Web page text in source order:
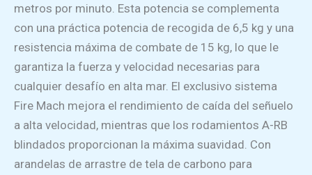
metros por minuto. Esta potencia se complementa
con una práctica potencia de recogida de 6,5 kg y una
resistencia máxima de combate de 15 kg, lo que le
garantiza la fuerza y velocidad necesarias para
cualquier desafío en alta mar. El exclusivo sistema
Fire Mach mejora el rendimiento de caída del señuelo
a alta velocidad, mientras que los rodamientos A-RB
blindados proporcionan la máxima suavidad. Con
arandelas de arrastre de tela de carbono para